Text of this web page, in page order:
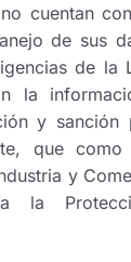
cuentan
de sus
de la
la
y
que
y
la